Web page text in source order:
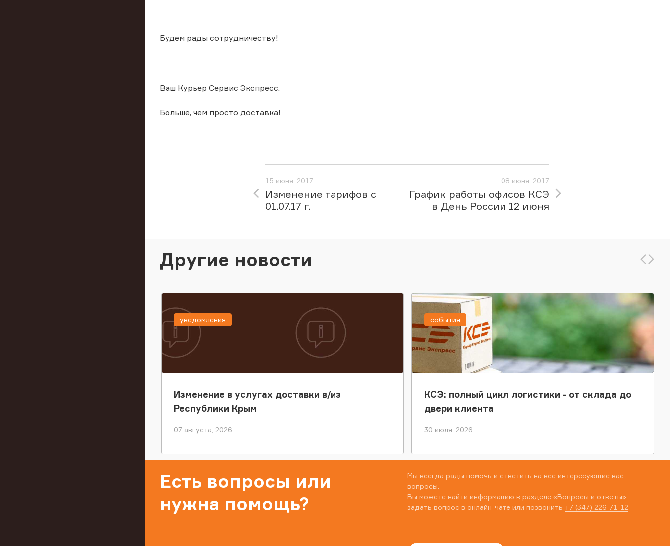
Будем рады сотрудничеству!
Ваш Курьер Сервис Экспресс.
Больше, чем просто доставка!
15 июня, 2017
Изменение тарифов с
01.07.17 г.
08 июня, 2017
График работы офисов КСЭ
в День России 12 июня
Другие новости
Изменение в услугах доставки в/из
Республики Крым
07 августа, 2026
уведомления
КСЭ: полный цикл логистики - от склада до
двери клиента
30 июля, 2026
события
Есть вопросы или
нужна помощь?
Мы всегда рады помочь и ответить на все интересующие вас
вопросы.
Вы можете найти информацию в разделе «Вопросы и ответы»
задать вопрос в онлайн-чате или позвонить +7 (347) 226-71-12